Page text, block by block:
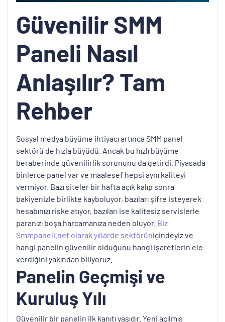
Güvenilir SMM
Paneli Nasıl
Anlaşılır? Tam
Rehber
Sosyal medya büyüme ihtiyacı artınca SMM panel
sektörü de hızla büyüdü. Ancak bu hızlı büyüme
beraberinde güvenilirlik sorununu da getirdi. Piyasada
binlerce panel var ve maalesef hepsi aynı kaliteyi
vermiyor. Bazı siteler bir hafta açık kalıp sonra
bakiyenizle birlikte kayboluyor, bazıları şifre isteyerek
hesabınızı riske atıyor, bazıları ise kalitesiz servislerle
paranızı boşa harcamanıza neden oluyor. Biz
Smmpaneli.net olarak yıllardır sektörüniçindeyiz ve
hangi panelin güvenilir olduğunu hangi işaretlerin ele
verdiğini yakından biliyoruz.
Panelin Geçmişi ve
Kuruluş Yılı
Güvenilir bir panelin ilk kanıtı yaşıdır. Yeni açılmış